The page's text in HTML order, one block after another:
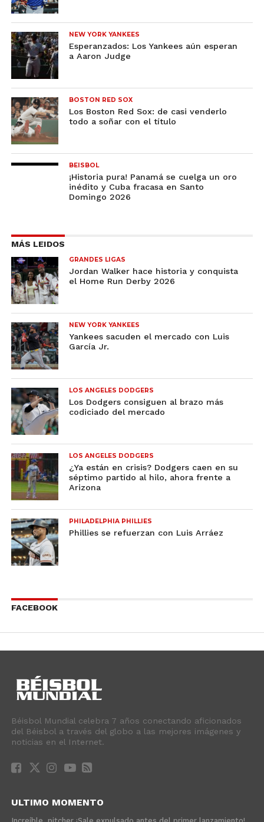
NEW YORK YANKEES
Esperanzados: Los Yankees aún esperan
a Aaron Judge
BOSTON RED SOX
Los Boston Red Sox: de casi venderlo
todo a soñar con el título
BEISBOL
¡Historia pura! Panamá se cuelga un oro
inédito y Cuba fracasa en Santo
Domingo 2026
MÁS LEIDOS
GRANDES LIGAS
Jordan Walker hace historia y conquista
el Home Run Derby 2026
NEW YORK YANKEES
Yankees sacuden el mercado con Luis
García Jr.
LOS ANGELES DODGERS
Los Dodgers consiguen al brazo más
codiciado del mercado
LOS ANGELES DODGERS
¿Ya están en crisis? Dodgers caen en su
séptimo partido al hilo, ahora frente a
Arizona
PHILADELPHIA PHILLIES
Phillies se refuerzan con Luis Arráez
FACEBOOK
Béisbol Mundial celebra 7 años conectando aficionados
del Béisbol a través del globo a las mejores imágenes y
noticias en el Internet.
ULTIMO MOMENTO